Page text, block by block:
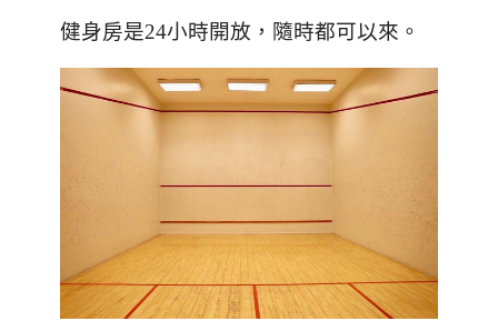
健身房是24小時開放，隨時都可以來。